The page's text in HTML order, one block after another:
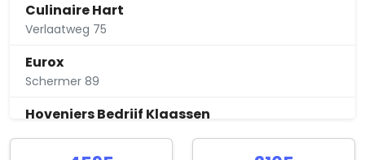
Culinaire Hart
Verlaatweg 75
Eurox
Schermer 89
Hoveniers Bedrijf Klaassen